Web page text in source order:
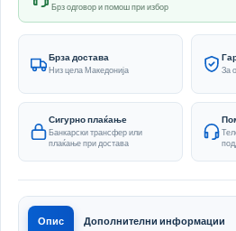
Брз одговор и помош при избор
Брза достава
Низ цела Македонија За
Сигурно плаќање
Банкарски трансфер или
плаќање при достава
Опис Дополнителни информации